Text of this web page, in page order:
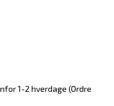
1-2 hverdage (Ordre